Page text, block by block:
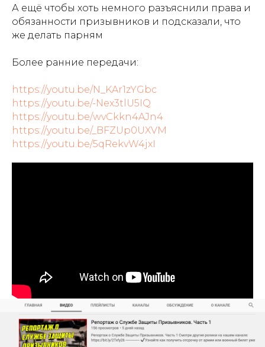
А ещё чтобы хоть немного разъяснили права и
обязанности призывников и подсказали, что
же делать парням
Более ранние передачи:
https://youtu.be/N_KAr1zYGbc
https://youtu.be/-Nex3tlU5IQ
https://youtu.be/wvCkkn4AJn4
https://youtu.be/_BFZUp0UXVM
https://youtu.be/5qRekvW4jxI